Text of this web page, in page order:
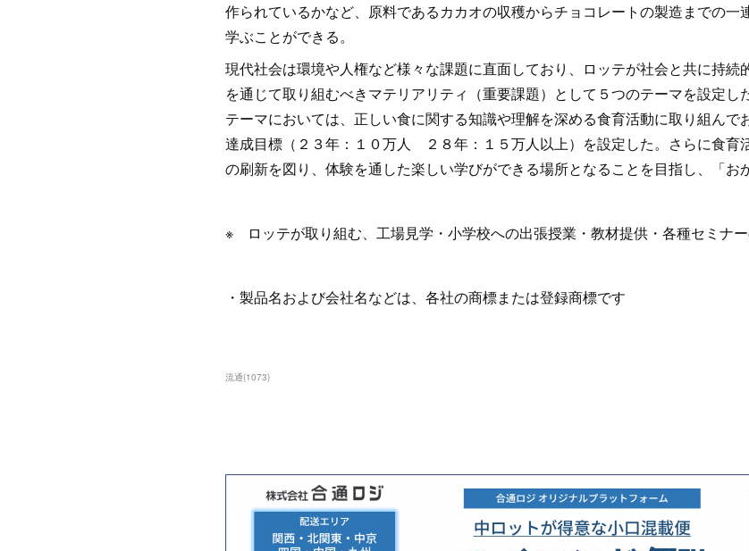
作られているかなど、原料であるカカオの収穫からチョコレートの製造までの一
学ぶことができる。
現代社会は環境や人権など様々な課題に直面しており、ロッテが社会と共に持続
を通じて取り組むべきマテリアリティ（重要課題）として５つのテーマを設定
テーマにおいては、正しい食に関する知識や理解を深める食育活動に取り組ん
達成目標（２３年：１０万人 ２８年：１５万人以上）を設定した。さらに食育
の刷新を図り、体験を通した楽しい学びができる場所となることを目指し、「お
※ ロッテが取り組む、工場見学・小学校への出張授業・教材提供・各種セミナ
・製品名および会社名などは、各社の商標または登録商標です
流通(1073)